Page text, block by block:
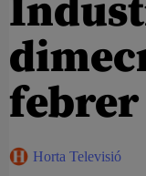
febrer
Horta Televisió